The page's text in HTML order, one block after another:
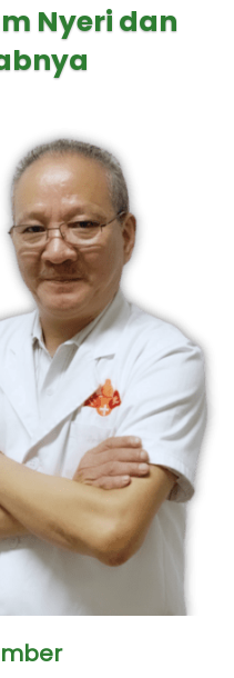
Nyeri dan